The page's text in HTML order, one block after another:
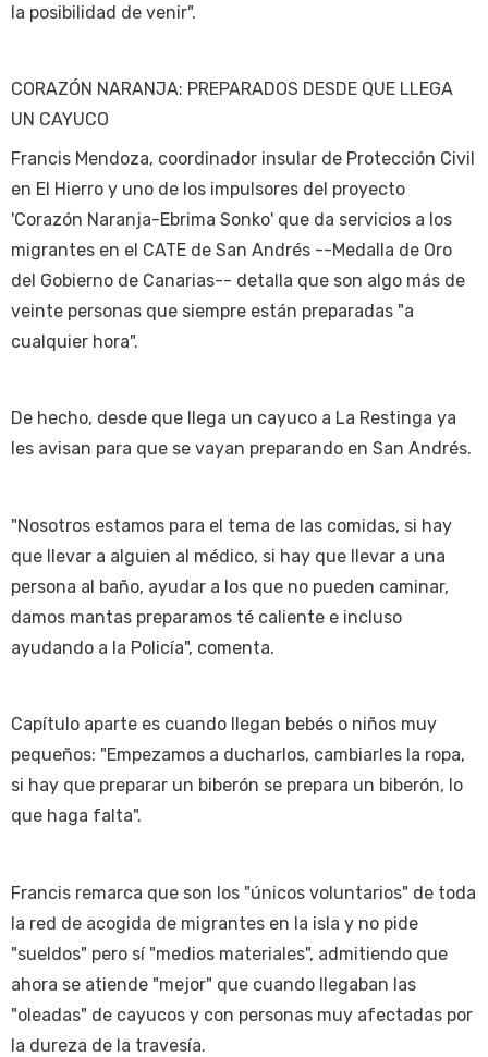
la posibilidad de venir".
CORAZÓN NARANJA: PREPARADOS DESDE QUE LLEGA
UN CAYUCO
Francis Mendoza, coordinador insular de Protección Civil
en El Hierro y uno de los impulsores del proyecto
'Corazón Naranja-Ebrima Sonko' que da servicios a los
migrantes en el CATE de San Andrés --Medalla de Oro
del Gobierno de Canarias-- detalla que son algo más de
veinte personas que siempre están preparadas "a
cualquier hora".
De hecho, desde que llega un cayuco a La Restinga ya
les avisan para que se vayan preparando en San Andrés.
"Nosotros estamos para el tema de las comidas, si hay
que llevar a alguien al médico, si hay que llevar a una
persona al baño, ayudar a los que no pueden caminar,
damos mantas preparamos té caliente e incluso
ayudando a la Policía", comenta.
Capítulo aparte es cuando llegan bebés o niños muy
pequeños: "Empezamos a ducharlos, cambiarles la ropa,
si hay que preparar un biberón se prepara un biberón, lo
que haga falta".
Francis remarca que son los "únicos voluntarios" de toda
la red de acogida de migrantes en la isla y no pide
"sueldos" pero sí "medios materiales", admitiendo que
ahora se atiende "mejor" que cuando llegaban las
"oleadas" de cayucos y con personas muy afectadas por
la dureza de la travesía.